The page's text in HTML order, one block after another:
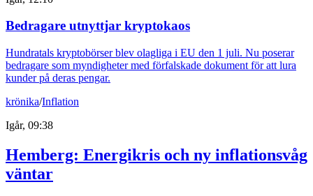
Bedragare utnyttjar kryptokaos
Hundratals kryptobörser blev olagliga i EU den 1 juli. Nu poserar
bedragare som myndigheter med förfalskade dokument för att lura
kunder på deras pengar.
krönika/Inflation
Igår, 09:38
Hemberg: Energikris och ny inflationsvåg
väntar